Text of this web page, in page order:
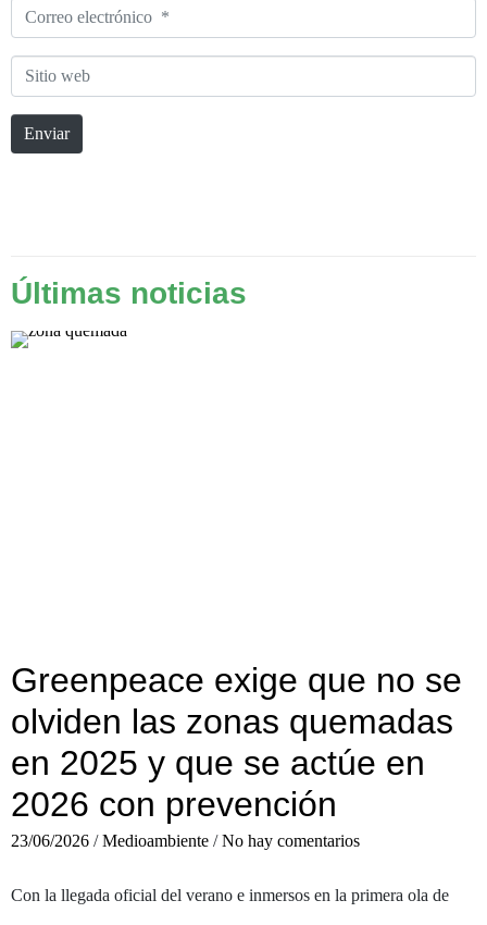
Correo
electrónico
Sitio
web
Enviar
Últimas noticias
Greenpeace exige que no se
olviden las zonas quemadas
en 2025 y que se actúe en
2026 con prevención
23/06/2026 / Medioambiente / No hay comentarios
Con la llegada oficial del verano e inmersos en la primera ola de